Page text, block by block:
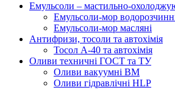
Емульсоли – мастильно-
Емульсоли-мор
Емульсоли-мор масляні
Антифризи, тосоли та автохімія
Тосол А-40 та автохімія
Оливи техничні ГОСТ та ТУ
Оливи вакуумні ВМ
Оливи гідравлічні HLP